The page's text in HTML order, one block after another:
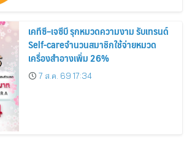
เคทีซี–เจซีบี รุกหมวดความงาม รับเทรนด์
Self-careจำนวนสมาชิกใช้จ่ายหมวด
เครื่องสำอางเพิ่ม 26%
7 ส.ค. 69 17:34